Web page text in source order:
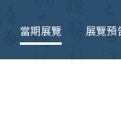
當期展覽 展覽預